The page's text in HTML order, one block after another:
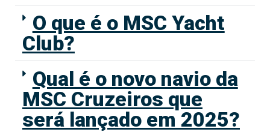
O que é o MSC Yacht
Club?
Qual é o novo navio da
MSC Cruzeiros que
será lançado em 2025?